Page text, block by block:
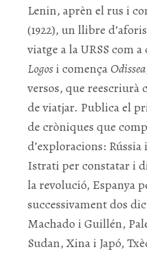
Lenin, aprèn el rus i
(1922), un llibre
viatge a la URSS com
Logosi començaOdissea
versos, que reescriurà
de viatjar. Publica el
de cròniques que
d’exploracions:
Istrati per constatar i
la revolució, Espanya
successivament dos
Machado i Guillén,
Sudan, Xina i Japó,